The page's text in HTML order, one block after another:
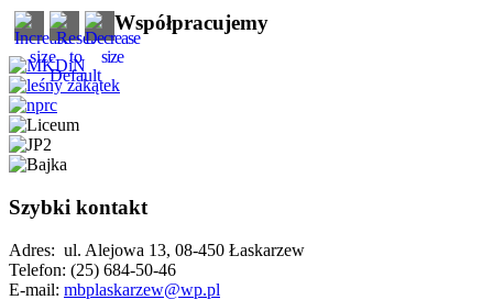
Współpracujemy
Szybki kontakt
Adres: ul. Alejowa 13, 08-450 Łaskarzew
Telefon: (25) 684-50-46
E-mail: mbplaskarzew@wp.pl